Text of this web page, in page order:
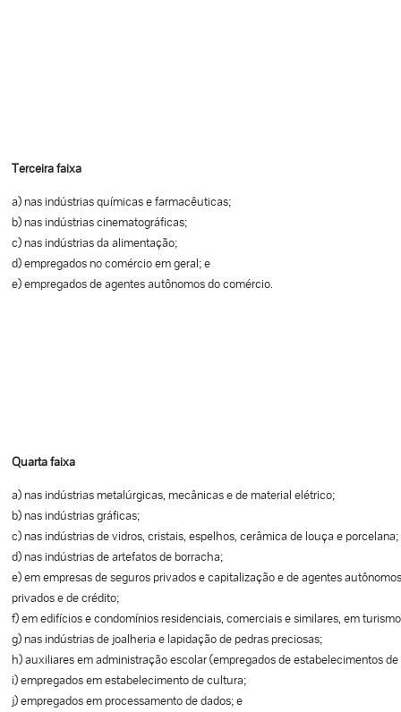
Terceira faixa
a) nas indústrias químicas e farmacêuticas;
b) nas indústrias cinematográficas;
c) nas indústrias da alimentação;
d) empregados no comércio em geral; e
e) empregados de agentes autônomos do comércio.
Quarta faixa
a) nas indústrias metalúrgicas, mecânicas e de material elétrico;
b) nas indústrias gráficas;
c) nas indústrias de vidros, cristais, espelhos, cerâmica de louça e porcelana;
d) nas indústrias de artefatos de borracha;
e) em empresas de seguros privados e capitalização e de agentes
privados e de crédito;
f) em edifícios e condomínios residenciais, comerciais e similares, em
g) nas indústrias de joalheria e lapidação de pedras preciosas;
h) auxiliares em administração escolar (empregados de estabelecimentos de
i) empregados em estabelecimento de cultura;
j) empregados em processamento de dados; e